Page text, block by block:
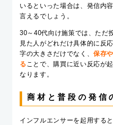
いるといった場合は、発信内
言えるでしょう。
30～40代向け施策では、ただ
見た人がどれだけ具体的に反
字の大きさだけでなく、保存
る ことで、購買に近い反応が
なります。
商材と普段の発信
インフルエンサーを起用する